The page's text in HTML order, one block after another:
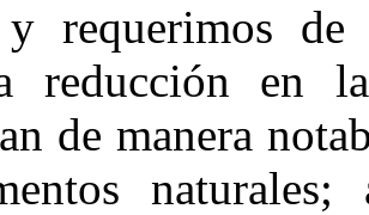
y requerimos
reducción en
de manera